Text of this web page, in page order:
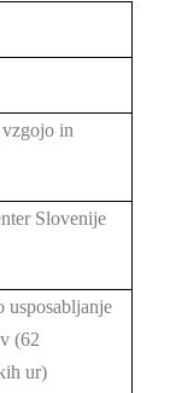
in
Slovenije
usposabljanje
(62
ur)